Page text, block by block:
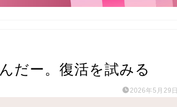
だー。復活を試みる
2026年5月29日